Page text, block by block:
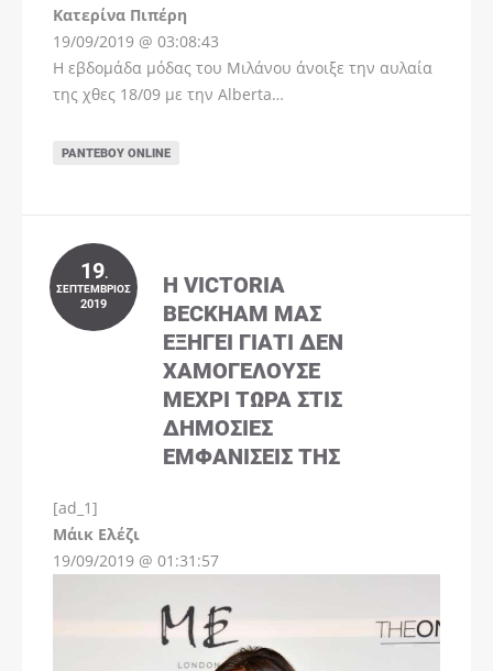
Kατερίνα Πιπέρη
19/09/2019 @ 03:08:43
Η εβδομάδα μόδας του Μιλάνου άνοιξε την αυλαία
της χθες 18/09 με την Alberta…
ΡΑΝΤΕΒΟΎ ONLINE
19.
ΣΕΠΤΈΜΒΡΙΟΣ
2019
Η VICTORIA
BECKHAM ΜΑΣ
ΕΞΗΓΕΊ ΓΙΑΤΊ ΔΕΝ
ΧΑΜΟΓΕΛΟΎΣΕ
ΜΈΧΡΙ ΤΏΡΑ ΣΤΙΣ
ΔΗΜΌΣΙΕΣ
ΕΜΦΑΝΊΣΕΙΣ ΤΗΣ
[ad_1]
Μάικ Ελέζι
19/09/2019 @ 01:31:57